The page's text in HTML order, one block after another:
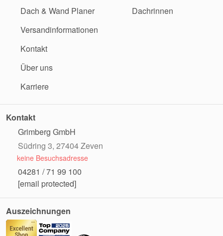
Dach & Wand Planer
Versandinformationen
Kontakt
Über uns
Karriere
Dachrinnen
Kontakt
Grimberg GmbH
Südring 3, 27404 Zeven
keine Besuchsadresse
04281 / 71 99 100
[email protected]
Auszeichnungen